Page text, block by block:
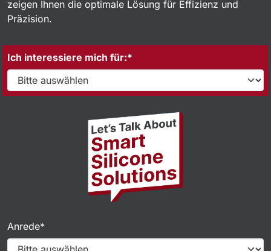
zeigen Ihnen die optimale Lösung für Effizienz und
Präzision.
Ich interessiere mich für:*
Anrede*